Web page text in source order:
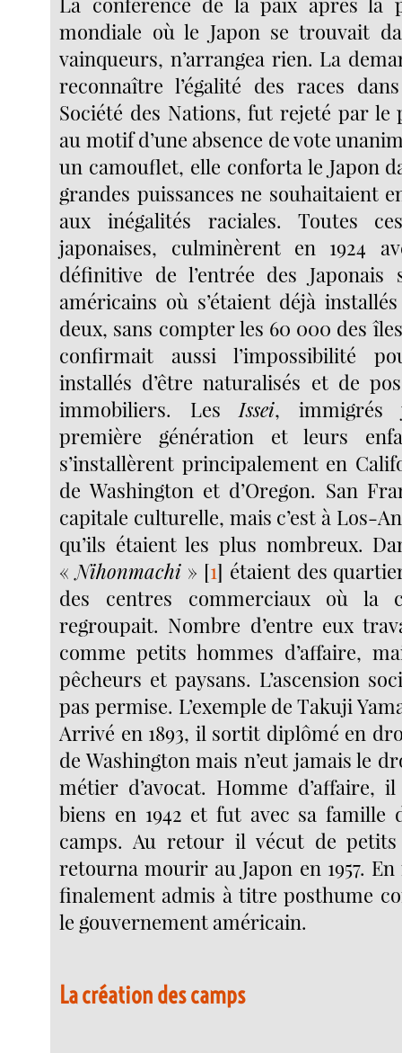
mondiale où le Japon se trouvait
vainqueurs, n’arrangea rien. La
reconnaître l’égalité des races
Société des Nations, fut rejeté par le
au motif d’une absence de vote
un camouflet, elle conforta le Japon
grandes puissances ne souhaitaient
aux inégalités raciales. Toutes
japonaises, culminèrent en 1924
définitive de l’entrée des
américains où s’étaient déjà
deux, sans compter les 60 000 des
confirmait aussi l’impossibilité
installés d’être naturalisés et de
immobiliers. LesIssei, immigrés
première génération et leurs
s’installèrent principalement en
de Washington et d’Oregon. San
capitale culturelle, mais c’est à Los-
qu’ils étaient les plus nombreux.
«Nihonmachi » [1] étaient des
des centres commerciaux où la
regroupait. Nombre d’entre eux
comme petits hommes d’affaire,
pêcheurs et paysans. L’ascension
pas permise. L’exemple de Takuji
Arrivé en 1893, il sortit diplômé en
de Washington mais n’eut jamais le
métier d’avocat. Homme d’affaire,
biens en 1942 et fut avec sa famille
camps. Au retour il vécut de petits
retourna mourir au Japon en 1957.
finalement admis à titre posthume
le gouvernement américain.
La création des camps